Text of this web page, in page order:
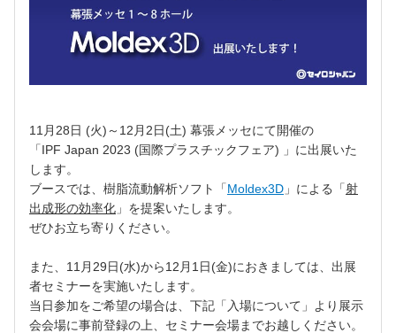
11月28日 (火) ～ 12月2日(土) 幕張メッセにて開催の
「IPF Japan 2023 (国際プラスチックフェア) 」に出展いた
します。
ブースでは、樹脂流動解析ソフト「Moldex3D 」による「射
出成形の効率化 」を提案いたします。
ぜひお立ち寄りください。
また、11 月29日(水)から12月1日(金)におきましては、出展
者セミナーを実施いたします。
当日参加をご希望の場合は、下記「入場について」より展示
会会場に事前登録の上、セミナー会場までお越しください。